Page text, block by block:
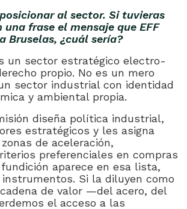
al sector. Si tuvieras
una frase el mensaje que EFF
Bruselas, ¿cuál sería?
un sector estratégico electro-
propio. No es un mero
sector industrial con identidad
y ambiental propia.
diseña política industrial,
estratégicos y les asigna
de aceleración,
preferenciales en compras
aparece en esa lista,
instrumentos. Si la diluyen como
de valor —del acero, del
el acceso a las